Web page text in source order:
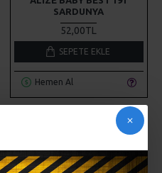
SARDUNYA
52,00TL
SEPETE EKLE
Hemen Al
STOKTA YOK